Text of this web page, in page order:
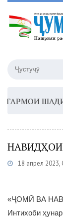
ШАДИД:
18 апрел
«ҶОМӢ ВА
Интихоби